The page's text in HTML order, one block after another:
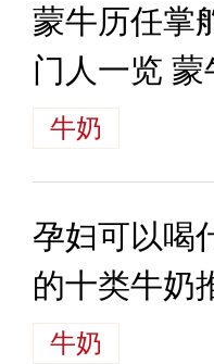
蒙牛历任掌
门人一览
牛奶
孕妇可以喝
的十类牛奶
牛奶